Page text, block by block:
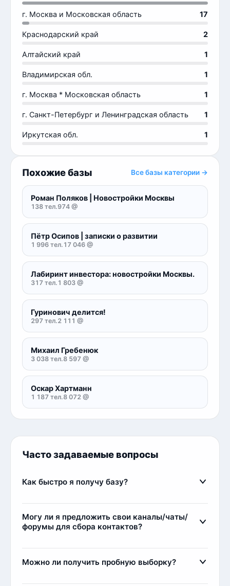
г. Москва и Московская область 17
Краснодарский край 2
Алтайский край 1
Владимирская обл. 1
г. Москва * Московская область 1
г. Санкт-Петербург и Ленинградская область 1
Иркутская обл. 1
Похожие базы Все базы категории →
Роман Поляков | Новостройки Москвы
138 тел.974 @
Пётр Осипов | записки о развитии
1 996 тел. 17 046 @
Лабиринт инвестора: новостройки Москвы.
317 тел. 1 803 @
Гуринович делится!
297 тел.2 111 @
Михаил Гребенюк
3 038 тел.8 597 @
Оскар Хартманн
1 187 тел.8 072 @
Часто задаваемые вопросы
Как быстро я получу базу?
Менеджер проверит оплату и сразу выдаст
ссылку на скачивание базы. Обычно это занимает
Могу ли я предложить свои каналы/чаты/
форумы для сбора контактов?
парсинга. Есть два варианта сотрудничества:
1) Мы парсим и выкладываем контакты у себя,
Можно ли получить пробную выборку?